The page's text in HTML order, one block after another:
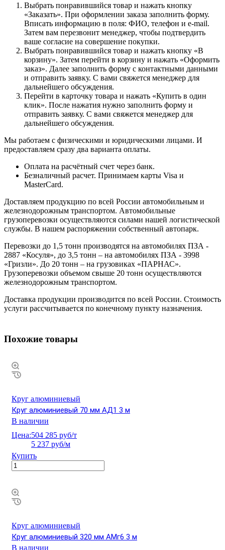
Выбрать понравившийся товар и нажать кнопку
«Заказать». При оформлении заказа заполнить форму.
Вписать информацию в поля: ФИО, телефон и e-mail.
Затем вам перезвонит менеджер, чтобы подтвердить
ваше согласие на совершение покупки.
Выбрать понравившийся товар и нажать кнопку «В
корзину». Затем перейти в корзину и нажать «Оформить
заказ». Далее заполнить форму с контактными данными
и отправить заявку. С вами свяжется менеджер для
дальнейшего обсуждения.
Перейти в карточку товара и нажать «Купить в один
клик». После нажатия нужно заполнить форму и
отправить заявку. С вами свяжется менеджер для
дальнейшего обсуждения.
Мы работаем с физическими и юридическими лицами. И
предоставляем сразу два варианта оплаты.
Оплата на расчётный счет через банк.
Безналичный расчет. Принимаем карты Visa и
MasterCard.
Доставляем продукцию по всей России автомобильным и
железнодорожным транспортом. Автомобильные
грузоперевозки осуществляются силами нашей логистической
службы. В нашем распоряжении собственный автопарк.
Перевозки до 1,5 тонн производятся на автомобилях ПЗА -
2887 «Косуля», до 3,5 тонн – на автомобилях ПЗА - 3998
«Гризли». До 20 тонн – на грузовиках «ПАРНАС».
Грузоперевозки объемом свыше 20 тонн осуществляются
железнодорожным транспортом.
Доставка продукции производится по всей России. Стоимость
услуги рассчитывается по конечному пункту назначения.
Похожие товары
Круг алюминиевый
Круг алюминиевый 70 мм АД1 3 м
В наличии
Цена:504 285 руб/т
5 237 руб/м
Купить
Круг алюминиевый
Круг алюминиевый 320 мм АМг6 3 м
В наличии